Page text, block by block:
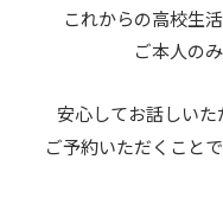
これからの高校生
ご本人の
安心してお話しいた
ご予約いただくこと